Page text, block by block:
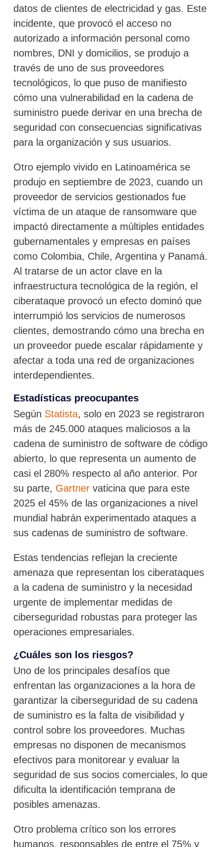
datos de clientes de electricidad y gas. Este
incidente, que provocó el acceso no
autorizado a información personal como
nombres, DNI y domicilios, se produjo a
través de uno de sus proveedores
tecnológicos, lo que puso de manifiesto
cómo una vulnerabilidad en la cadena de
suministro puede derivar en una brecha de
seguridad con consecuencias significativas
para la organización y sus usuarios.
Otro ejemplo vivido en Latinoamérica se
produjo en septiembre de 2023, cuando un
proveedor de servicios gestionados fue
víctima de un ataque de ransomware que
impactó directamente a múltiples entidades
gubernamentales y empresas en países
como Colombia, Chile, Argentina y Panamá.
Al tratarse de un actor clave en la
infraestructura tecnológica de la región, el
ciberataque provocó un efecto dominó que
interrumpió los servicios de numerosos
clientes, demostrando cómo una brecha en
un proveedor puede escalar rápidamente y
afectar a toda una red de organizaciones
interdependientes.
Estadísticas preocupantes
Según Statista, solo en 2023 se registraron
más de 245.000 ataques maliciosos a la
cadena de suministro de software de código
abierto, lo que representa un aumento de
casi el 280% respecto al año anterior. Por
su parte, Gartnervaticina que para este
2025 el 45% de las organizaciones a nivel
mundial habrán experimentado ataques a
sus cadenas de suministro de software.
Estas tendencias reflejan la creciente
amenaza que representan los ciberataques
a la cadena de suministro y la necesidad
urgente de implementar medidas de
ciberseguridad robustas para proteger las
operaciones empresariales.
¿Cuáles son los riesgos?
Uno de los principales desafíos que
enfrentan las organizaciones a la hora de
garantizar la ciberseguridad de su cadena
de suministro es la falta de visibilidad y
control sobre los proveedores. Muchas
empresas no disponen de mecanismos
efectivos para monitorear y evaluar la
seguridad de sus socios comerciales, lo que
dificulta la identificación temprana de
posibles amenazas.
Otro problema crítico son los errores
humanos, responsables de entre el 75% y